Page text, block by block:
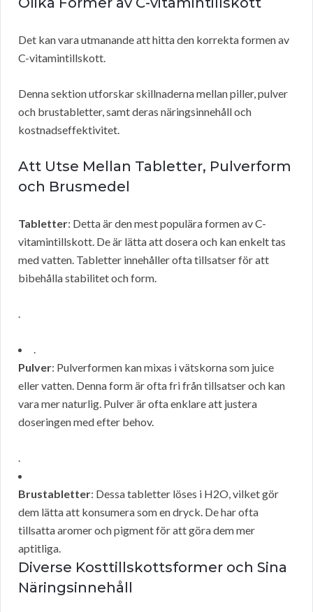
Det kan vara utmanande att hitta den korrekta formen av
C-vitamintillskott.
Denna sektion utforskar skillnaderna mellan piller, pulver
och brustabletter, samt deras näringsinnehåll och
kostnadseffektivitet.
Att Utse Mellan Tabletter, Pulverform
och Brusmedel
Tabletter: Detta är den mest populära formen av C-
vitamintillskott. De är lätta att dosera och kan enkelt tas
med vatten. Tabletter innehåller ofta tillsatser för att
bibehålla stabilitet och form.
.
.
Pulver: Pulverformen kan mixas i vätskorna som juice
eller vatten. Denna form är ofta fri från tillsatser och kan
vara mer naturlig. Pulver är ofta enklare att justera
doseringen med efter behov.
.
Brustabletter: Dessa tabletter löses i H2O, vilket gör
dem lätta att konsumera som en dryck. De har ofta
tillsatta aromer och pigment för att göra dem mer
aptitliga.
Diverse Kosttillskottsformer och Sina
Näringsinnehåll